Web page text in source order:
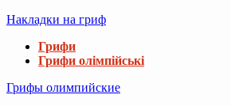
Накладки на гриф
Грифи
Грифи олімпійські
Грифы олимпийские